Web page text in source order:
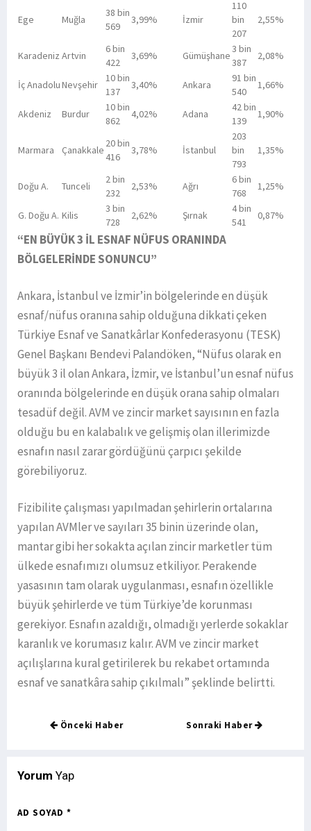
Ege Muğla
38 bin
569
3,99% İzmir
110
bin
207
2,55%
Karadeniz Artvin
6 bin
422
3,69% Gümüşhane
3 bin
387
2,08%
İç AnadoluNevşehir
10 bin
137
3,40% Ankara
91 bin
540
1,66%
Akdeniz Burdur
10 bin
862
4,02% Adana
42 bin
139
1,90%
Marmara Çanakkale
20 bin
416
3,78% İstanbul
203
bin
793
1,35%
Doğu A. Tunceli
2 bin
232
2,53% Ağrı
6 bin
768
1,25%
G. Doğu A. Kilis
3 bin
728
2,62% Şırnak
4 bin
541
0,87%
“EN BÜYÜK 3 İL ESNAF NÜFUS ORANINDA
BÖLGELERİNDE SONUNCU”
Ankara, İstanbul ve İzmir’in bölgelerinde en düşük
esnaf/nüfus oranına sahip olduğuna dikkati çeken
Türkiye Esnaf ve Sanatkârlar Konfederasyonu (TESK)
Genel Başkanı Bendevi Palandöken, “Nüfus olarak en
büyük 3 il olan Ankara, İzmir, ve İstanbul’un esnaf nüfus
oranında bölgelerinde en düşük orana sahip olmaları
tesadüf değil. AVM ve zincir market sayısının en fazla
olduğu bu en kalabalık ve gelişmiş olan illerimizde
esnafın nasıl zarar gördüğünü çarpıcı şekilde
görebiliyoruz.
Fizibilite çalışması yapılmadan şehirlerin ortalarına
yapılan AVMler ve sayıları 35 binin üzerinde olan,
mantar gibi her sokakta açılan zincir marketler tüm
ülkede esnafımızı olumsuz etkiliyor. Perakende
yasasının tam olarak uygulanması, esnafın özellikle
büyük şehirlerde ve tüm Türkiye’de korunması
gerekiyor. Esnafın azaldığı, olmadığı yerlerde sokaklar
karanlık ve korumasız kalır. AVM ve zincir market
açılışlarına kural getirilerek bu rekabet ortamında
esnaf ve sanatkâra sahip çıkılmalı” şeklinde belirtti.
Önceki Haber Sonraki Haber
Yorum Yap
AD SOYAD *